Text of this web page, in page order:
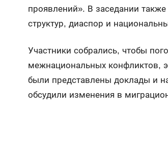
проявлений». В заседании
структур, диаспор и
Участники собрались, чтобы
межнациональных конфликтов,
были представлены доклады и
обсудили изменения в